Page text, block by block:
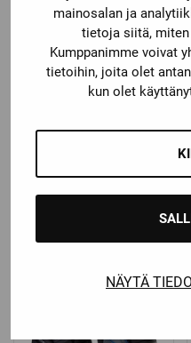
mainosalan ja
tietoja siitä,
Kumppanimme voivat
tietoihin, joita olet
kun olet
NÄYTÄ
CCM JETSPEED FT8
Price